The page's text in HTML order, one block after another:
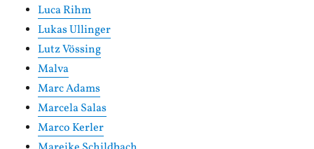
Luca Rihm
Lukas Ullinger
Lutz Vössing
Malva
Marc Adams
Marcela Salas
Marco Kerler